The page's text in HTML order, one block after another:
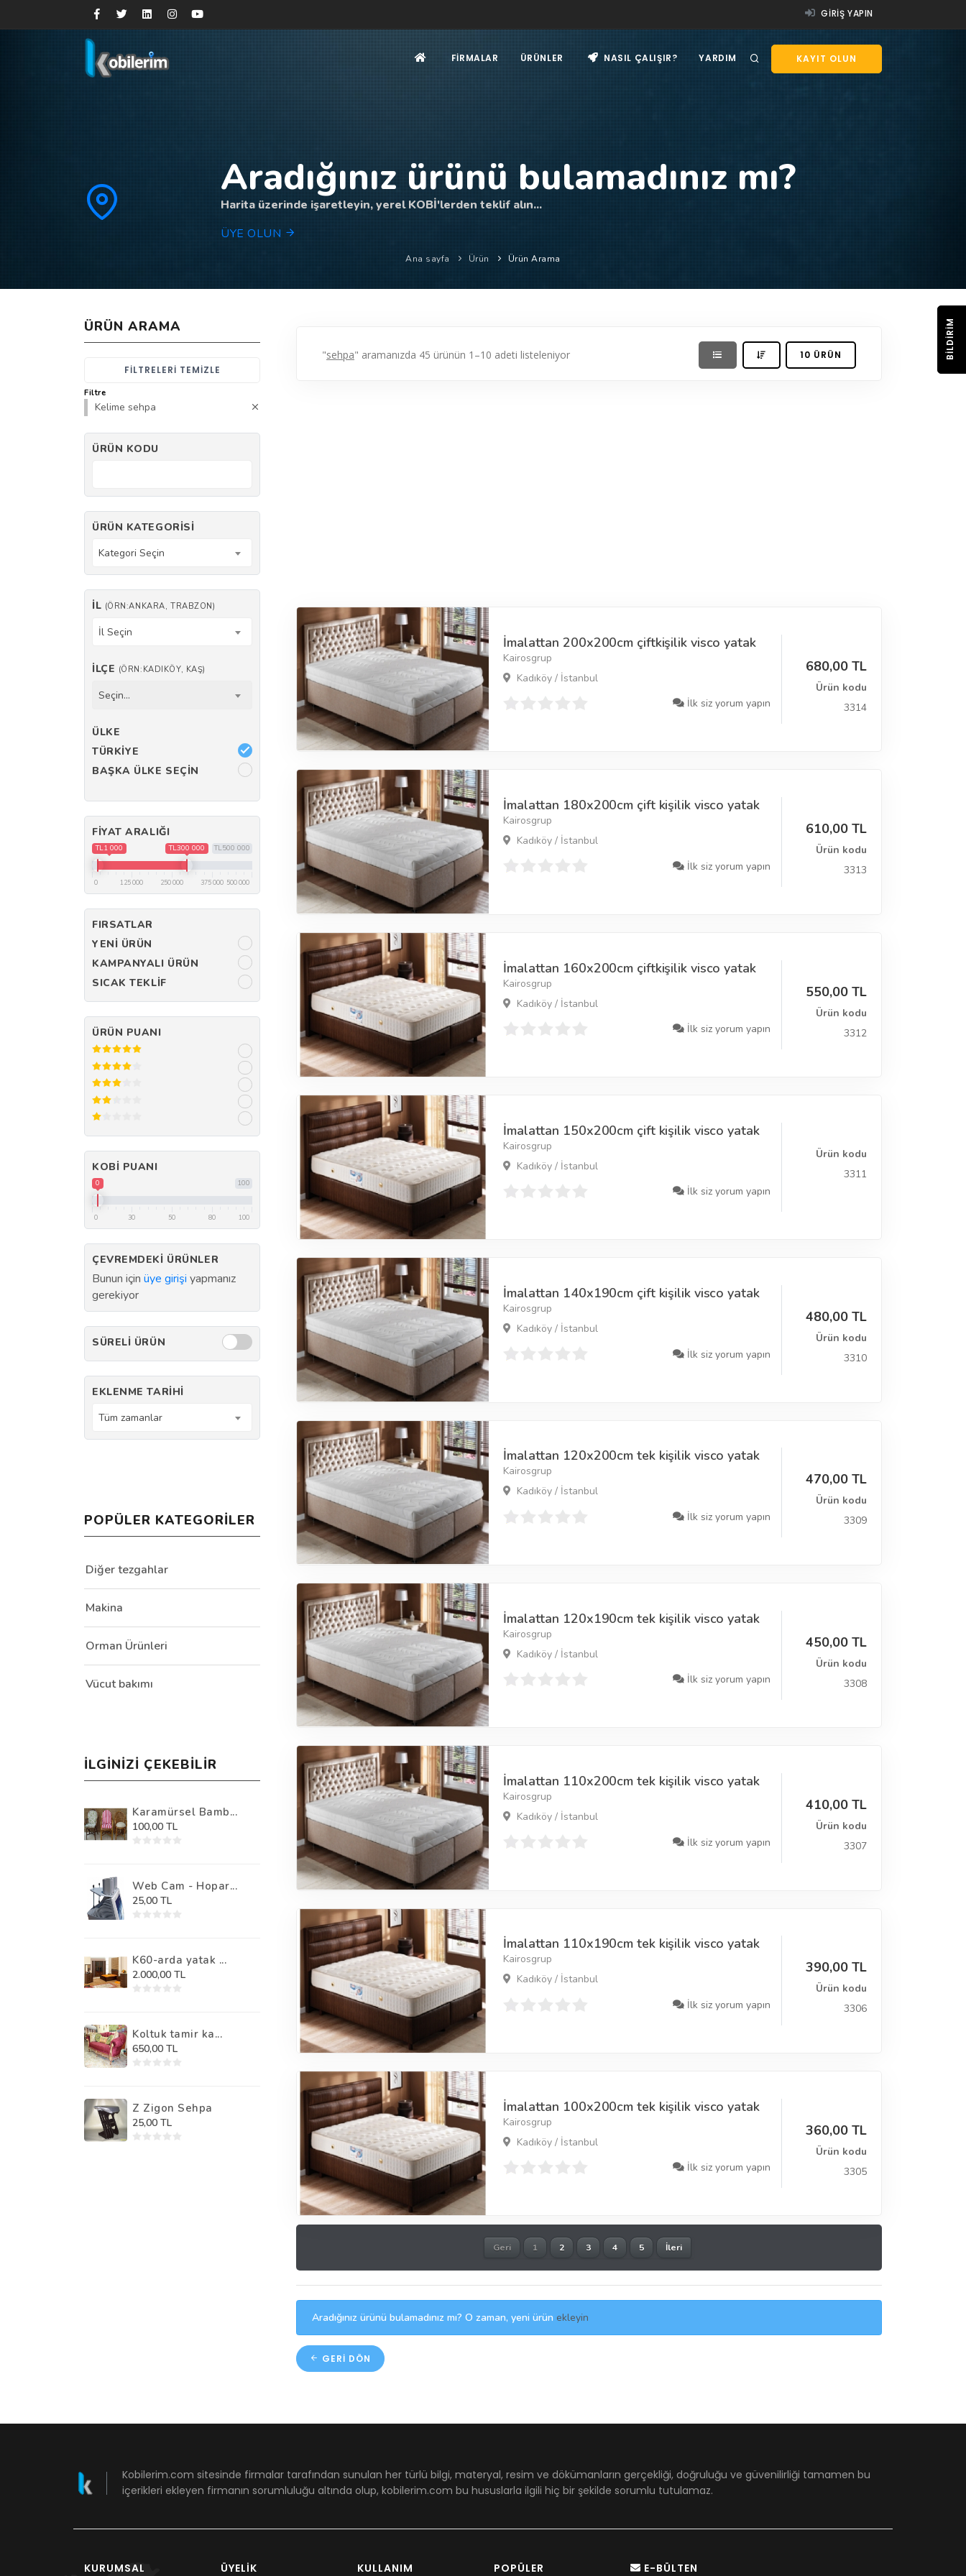
GIRIŞ YAPIN
KAYIT OLUN
FIRMALAR ÜRÜNLER NASIL ÇALIŞIR? YARDIM
Aradığınız ürünü bulamadınız mı?
Harita üzerinde işaretleyin, yerel KOBİ'lerden teklif alın...
ÜYE OLUN
Ana sayfa Ürün Ürün Arama
"sehpa" aramanızda 45 ürünün 1–10 adeti listeleniyor 10 ÜRÜN
İmalattan 200x200cm çiftkişilik visco yatak
Kairosgrup
Kadıköy / İstanbul
İlk siz yorum yapın
680,00 TL
Ürün kodu
3314
İmalattan 180x200cm çift kişilik visco yatak
Kairosgrup
Kadıköy / İstanbul
İlk siz yorum yapın
610,00 TL
Ürün kodu
3313
İmalattan 160x200cm çiftkişilik visco yatak
Kairosgrup
Kadıköy / İstanbul
İlk siz yorum yapın
550,00 TL
Ürün kodu
3312
İmalattan 150x200cm çift kişilik visco yatak
Kairosgrup
Kadıköy / İstanbul
İlk siz yorum yapın
Ürün kodu
3311
İmalattan 140x190cm çift kişilik visco yatak
Kairosgrup
Kadıköy / İstanbul
İlk siz yorum yapın
480,00 TL
Ürün kodu
3310
İmalattan 120x200cm tek kişilik visco yatak
Kairosgrup
Kadıköy / İstanbul
İlk siz yorum yapın
470,00 TL
Ürün kodu
3309
İmalattan 120x190cm tek kişilik visco yatak
Kairosgrup
Kadıköy / İstanbul
İlk siz yorum yapın
450,00 TL
Ürün kodu
3308
İmalattan 110x200cm tek kişilik visco yatak
Kairosgrup
Kadıköy / İstanbul
İlk siz yorum yapın
410,00 TL
Ürün kodu
3307
İmalattan 110x190cm tek kişilik visco yatak
Kairosgrup
Kadıköy / İstanbul
İlk siz yorum yapın
390,00 TL
Ürün kodu
3306
İmalattan 100x200cm tek kişilik visco yatak
Kairosgrup
Kadıköy / İstanbul
İlk siz yorum yapın
360,00 TL
Ürün kodu
3305
Geri 1 2 3 4 5 İleri
Aradığınız ürünü bulamadınız mı? O zaman, yeni ürün ekleyin
GERI DÖN
ÜRÜN ARAMA
FILTRELERI TEMIZLE
Filtre
Kelime sehpa
ÜRÜN KODU
ÜRÜN KATEGORISI
Kategori Seçin
İL (ÖRN:ANKARA, TRABZON)
İl Seçin
İLÇE (ÖRN:KADIKÖY, KAŞ)
Seçin...
ÜLKE
TÜRKIYE
BAŞKA ÜLKE SEÇIN
FIYAT ARALIĞI
TL500 000
TL1 000 TL300 000
0 125 000 250 000 375 000 500 000
FIRSATLAR
YENI ÜRÜN
KAMPANYALI ÜRÜN
SICAK TEKLIF
ÜRÜN PUANI
KOBI PUANI
100
0
0 30 50 80 100
ÇEVREMDEKI ÜRÜNLER
Bunun için üye girişi yapmanız
gerekiyor
SÜRELI ÜRÜN
EKLENME TARIHI
Tüm zamanlar
POPÜLER KATEGORILER
Diğer tezgahlar
Makina
Orman Ürünleri
Vücut bakımı
İLGINIZI ÇEKEBILIR
Karamürsel Bamb...
100,00 TL
Web Cam - Hopar...
25,00 TL
K60-arda yatak ...
2.000,00 TL
Koltuk tamir ka...
650,00 TL
Z Zigon Sehpa
25,00 TL
Kobilerim.com sitesinde firmalar tarafından sunulan her türlü bilgi, materyal, resim ve dökümanların gerçekliği, doğruluğu ve güvenilirliği tamamen bu
içerikleri ekleyen firmanın sorumluluğu altında olup, kobilerim.com bu hususlarla ilgili hiç bir şekilde sorumlu tutulamaz.
KURUMSAL ÜYELIK KULLANIM POPÜLER E-BÜLTEN
BILDIRIM